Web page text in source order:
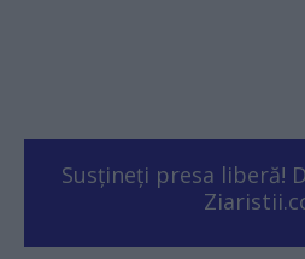
Susțineți presa liberă!